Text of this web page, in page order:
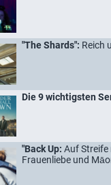
"The Shards": Reich
Die 9 wichtigsten
"Back Up: Auf Streife
Frauenliebe und